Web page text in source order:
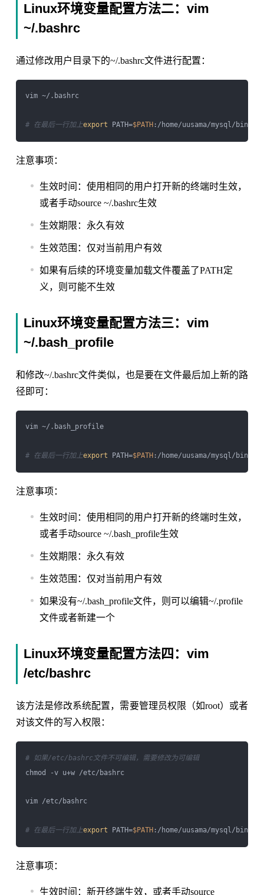
Linux环境变量配置方法二：vim
~/.bashrc
通过修改用户目录下的~/.bashrc文件进行配置：
vim ~/.bashrc
# 在最后一行加上export PATH=$PATH
注意事项：
生效时间：使用相同的用户打开新的终端时生效，
或者手动source ~/.bashrc生效
生效期限：永久有效
生效范围：仅对当前用户有效
如果有后续的环境变量加载文件覆盖了PATH定
义，则可能不生效
Linux环境变量配置方法三：vim
~/.bash_profile
和修改~/.bashrc文件类似，也是要在文件最后加上新的路
径即可：
vim ~/.bash_profile
# 在最后一行加上export PATH=$PATH
注意事项：
生效时间：使用相同的用户打开新的终端时生效，
或者手动source ~/.bash_profile生效
生效期限：永久有效
生效范围：仅对当前用户有效
如果没有~/.bash_profile文件，则可以编辑~/.profile
文件或者新建一个
Linux环境变量配置方法四：vim
/etc/bashrc
该方法是修改系统配置，需要管理员权限（如root）或者
对该文件的写入权限：
# 如果/etc/bashrc文件不可编辑，需要修改为可编辑
chmod -v u+w /etc/bashrc
vim /etc/bashrc
# 在最后一行加上export PATH=$PATH
注意事项：
生效时间：新开终端生效，或者手动source